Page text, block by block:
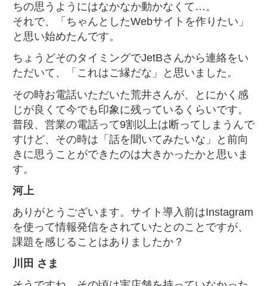
ちの思うようにはなかなか動かなくて…。
それで、「ちゃんとしたWebサイトを作りたい」
と思い始めたんです。
ちょうどそのタイミングでJetBさんから連絡をい
ただいて、「これはご縁だな」と思いました。
その時お電話いただいた荒井さんが、とにかく感
じが良くて今でも印象に残っているくらいです。
普段、営業の電話って9割以上は断ってしまうんで
すけど、その時は「話を聞いてみたいな」と前向
きに思うことができたのは大きかったかと思いま
す。
河上
ありがとうございます。サイト導入前はInstagram
を使って情報発信をされていたとのことですが、
課題を感じることはありましたか？
川田 さま